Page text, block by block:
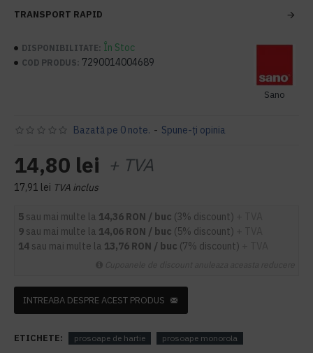
TRANSPORT RAPID
DISPONIBILITATE: În Stoc
COD PRODUS: 7290014004689
Sano
Bazată pe 0 note. - Spune-ţi opinia
14,80 lei + TVA
17,91 lei TVA inclus
5 sau mai multe la 14,36 RON / buc (3% discount)
9 sau mai multe la 14,06 RON / buc (5% discount)
14 sau mai multe la 13,76 RON / buc (7% discount)
INTREABA DESPRE ACEST PRODUS
ETICHETE: prosoape de hartie prosoape monorola